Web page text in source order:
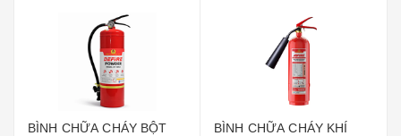
BÌNH CHỮA CHÁY BỘT
BÌNH CHỮA CHÁY KHÍ